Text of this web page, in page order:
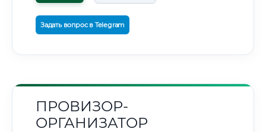
Задать вопрос в Telegram
ПРОВИЗОР-
ОРГАНИЗАТОР